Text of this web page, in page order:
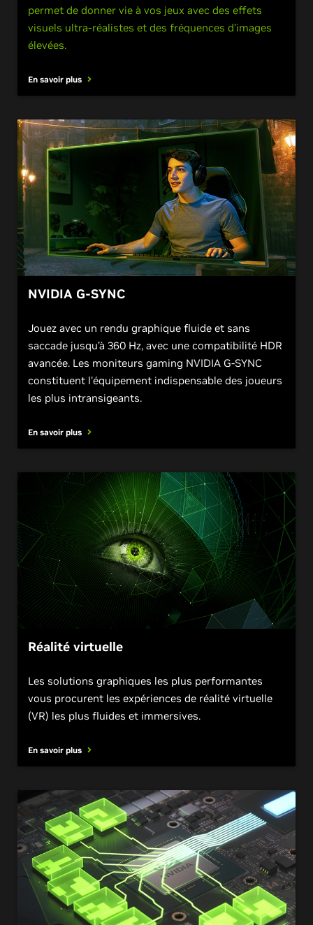
permet de donner vie à vos jeux avec des effets
visuels ultra-réalistes et des fréquences d’images
élevées.
En savoir plus
NVIDIA G-SYNC
Jouez avec un rendu graphique fluide et sans
saccade jusqu’à 360 Hz, avec une compatibilité HDR
avancée. Les moniteurs gaming NVIDIA G-SYNC
constituent l'équipement indispensable des joueurs
les plus intransigeants.
En savoir plus
Réalité virtuelle
Les solutions graphiques les plus performantes
vous procurent les expériences de réalité virtuelle
(VR) les plus fluides et immersives.
En savoir plus